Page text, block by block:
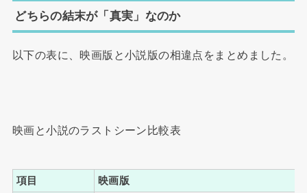
どちらの結末が「真実」なのか
以下の表に、映画版と小説版の相違点をまとめました。
映画と小説のラストシーン比較表
項目 映画版